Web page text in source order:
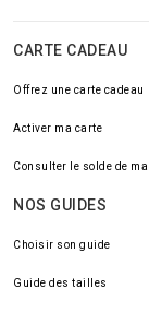
CARTE CADEAU
Offrez une carte cadeau
Activer ma carte
Consulter le solde de
NOS GUIDES
Choisir son guide
Guide des tailles